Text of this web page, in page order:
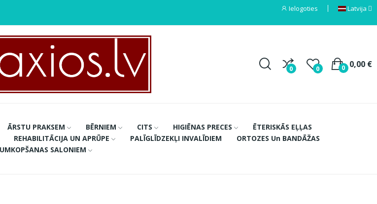
Ielogoties Latvija
0 0 0,00 €
0
ĀRSTU PRAKSEM BĒRNIEM CITS HIGIĒNAS PRECES
ĒTERISKĀS EĻĻAS
REHABILITĀCIJA UN APRŪPE PALĪGLĪDZEKĻI INVALĪDIEM
ORTOZES Un BANDĀŽAS
SALONIEM